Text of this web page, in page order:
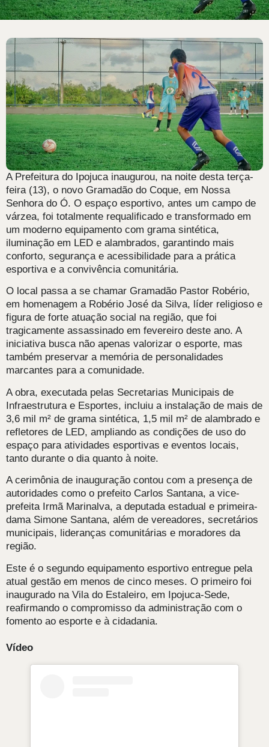
A Prefeitura do Ipojuca inaugurou, na noite desta terça-
feira (13), o novo Gramadão do Coque, em Nossa
Senhora do Ó. O espaço esportivo, antes um campo de
várzea, foi totalmente requalificado e transformado em
um moderno equipamento com grama sintética,
iluminação em LED e alambrados, garantindo mais
conforto, segurança e acessibilidade para a prática
esportiva e a convivência comunitária.
O local passa a se chamar Gramadão Pastor Robério,
em homenagem a Robério José da Silva, líder religioso e
figura de forte atuação social na região, que foi
tragicamente assassinado em fevereiro deste ano. A
iniciativa busca não apenas valorizar o esporte, mas
também preservar a memória de personalidades
marcantes para a comunidade.
A obra, executada pelas Secretarias Municipais de
Infraestrutura e Esportes, incluiu a instalação de mais de
3,6 mil m² de grama sintética, 1,5 mil m² de alambrado e
refletores de LED, ampliando as condições de uso do
espaço para atividades esportivas e eventos locais,
tanto durante o dia quanto à noite.
A cerimônia de inauguração contou com a presença de
autoridades como o prefeito Carlos Santana, a vice-
prefeita Irmã Marinalva, a deputada estadual e primeira-
dama Simone Santana, além de vereadores, secretários
municipais, lideranças comunitárias e moradores da
região.
Este é o segundo equipamento esportivo entregue pela
atual gestão em menos de cinco meses. O primeiro foi
inaugurado na Vila do Estaleiro, em Ipojuca-Sede,
reafirmando o compromisso da administração com o
fomento ao esporte e à cidadania.
Vídeo